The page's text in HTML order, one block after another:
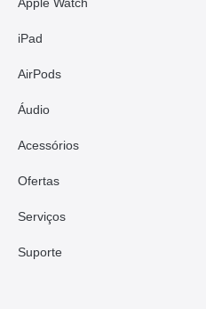
iPad
AirPods
Áudio
Acessórios
Ofertas
Serviços
Suporte